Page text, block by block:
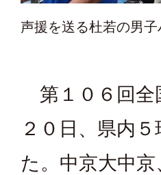
声援を送る杜若の男
第１０６回全
２０日、県内
た。中京大中